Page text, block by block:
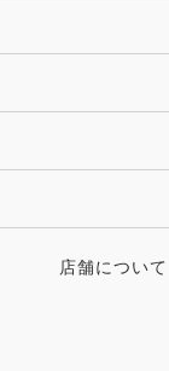
時計・財布・
キーホルダ
その他 ファ
ピン・ブロー
その他 アク
店舗について